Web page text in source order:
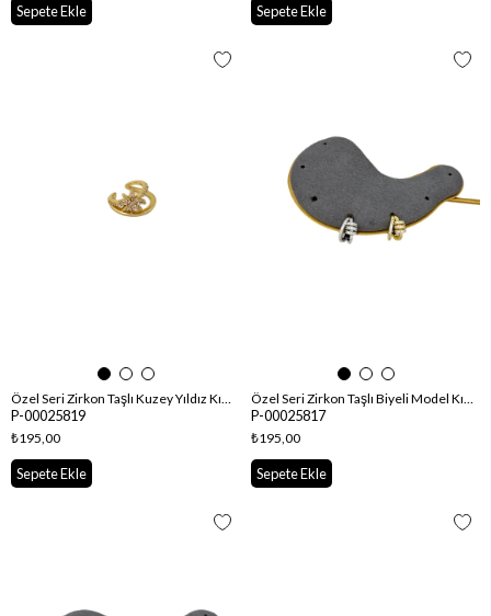
Sepete Ekle Sepete Ekle
Özel Seri Zirkon Taşlı Kuzey Yıldız Kıkırdak Küpe
P-00025819
₺195,00
Sepete Ekle
Özel Seri Zirkon Taşlı Biyeli Model Kıkırdak Küpe
P-00025817
₺195,00
Sepete Ekle